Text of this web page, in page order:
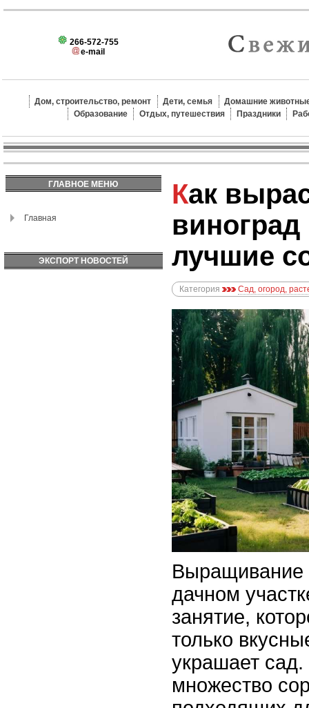
266-572-755
e-mail
Дом, строительство, ремонт Дети, семья
Домашние
Образование
Отдых, путешествия Праздники
ГЛАВНОЕ МЕНЮ
Главная
ЭКСПОРТ НОВОСТЕЙ
Как вырастить
виноград
лучшие
Категория Сад, огород,
Выращивание
дачном
занятие,
только
украшает
множество